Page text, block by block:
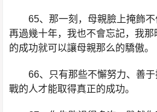
65、那一刻，母親臉上掩飾不
再過幾十年，我也不會忘記，我
的成功就可以讓母親那么的驕傲。
66、只有那些不懈努力、善于
戰的人才能取得真正的成功。